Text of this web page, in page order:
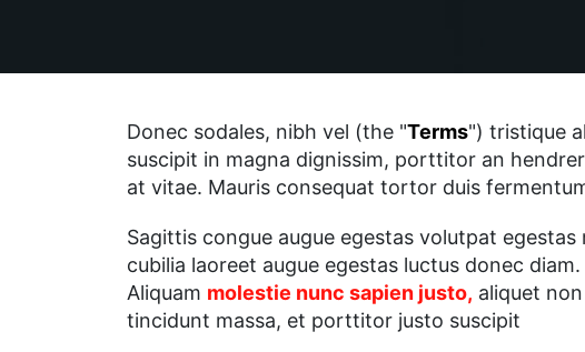
Donec sodales, nibh vel (the "Terms") tristique
suscipit in magna dignissim, porttitor an
at vitae. Mauris consequat tortor duis
Sagittis congue augue egestas volutpat
cubilia laoreet augue egestas luctus donec
Aliquam molestie nunc sapien justo, aliquet
tincidunt massa, et porttitor justo suscipit